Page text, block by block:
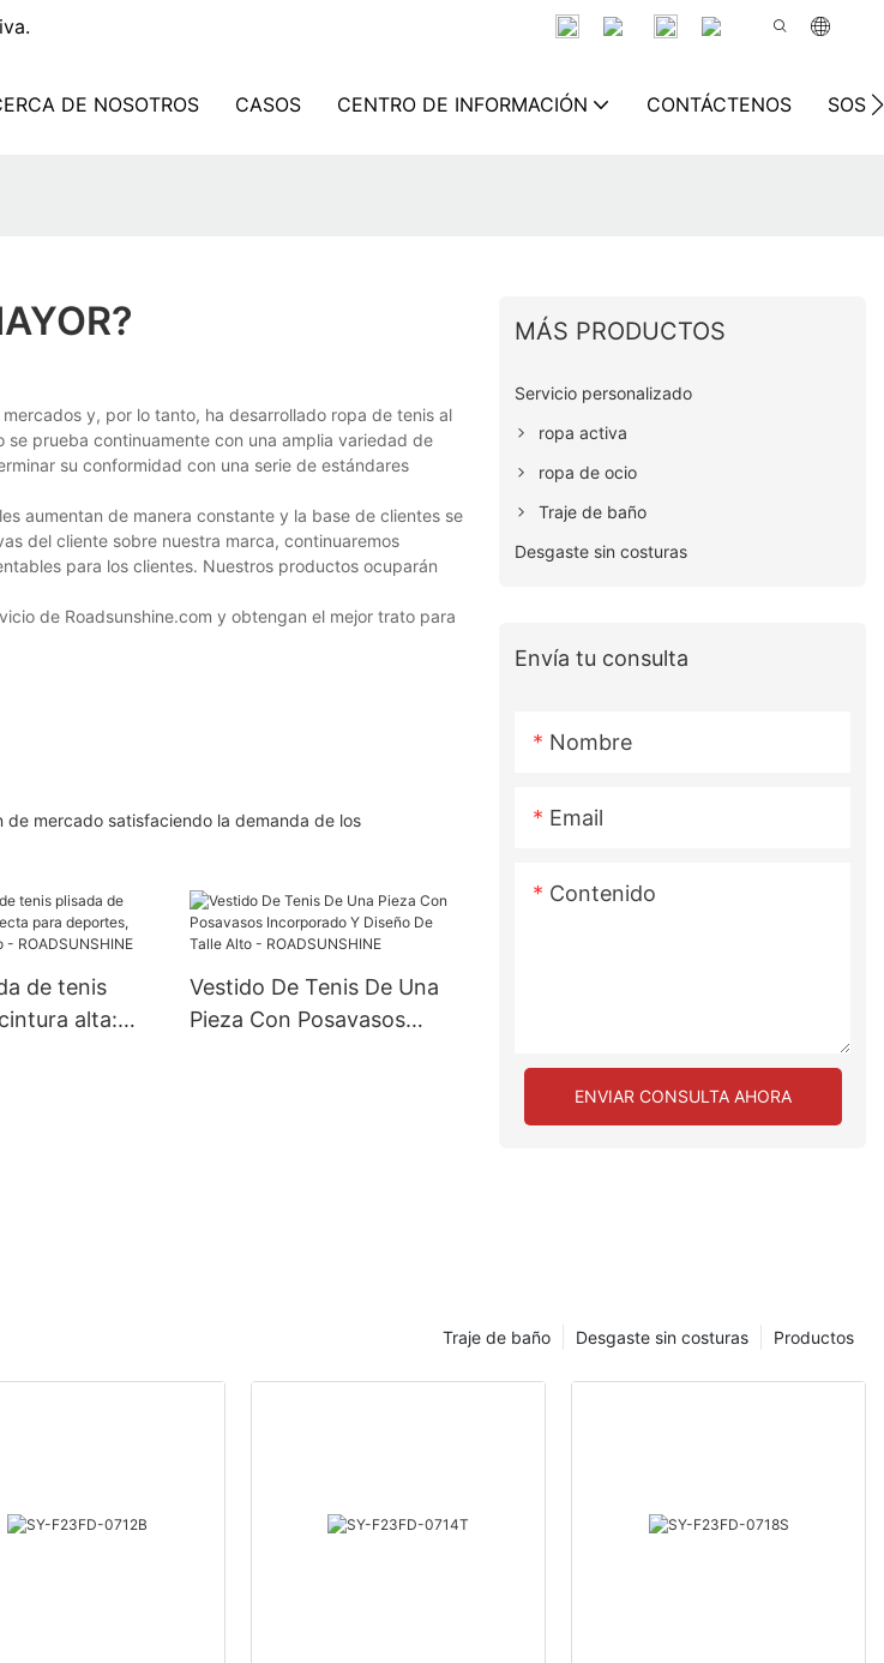
DE NOSOTROS CASOS CENTRO DE INFORMACIÓN CONTÁCTENOS
y, por lo tanto, ha desarrollado ropa de tenis al
prueba continuamente con una amplia variedad de
su conformidad con una serie de estándares
aumentan de manera constante y la base de clientes se
del cliente sobre nuestra marca, continuaremos
para los clientes. Nuestros productos ocuparán
de Roadsunshine.com y obtengan el mejor trato para
mercado satisfaciendo la demanda de los
de tenis
alta:
Vestido De Tenis De Una
Pieza Con Posavasos
MÁS PRODUCTOS
Servicio personalizado
ropa activa
ropa de ocio
Traje de baño
Desgaste sin costuras
Envía tu consulta
Nombre
Email
Contenido
ENVIAR CONSULTA AHORA
Productos
Desgaste sin costuras
Traje de baño